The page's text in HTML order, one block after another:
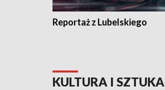
Reportaż z Lubelskiego
KULTURA I SZTUKA